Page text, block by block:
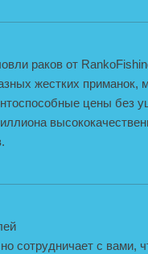
раков от
жестких приманок,
цены без
сотрудничает с